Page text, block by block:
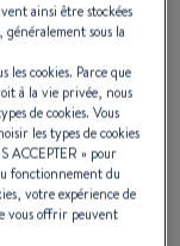
est inégalée
été
par le
avec les
ont été conçues
etSwift
ainsi être stockées
sous la
les cookies. Parce que
à la vie privée, nous
de cookies. Vous
les types de cookies
ACCEPTER » pour
fonctionnement du
votre expérience de
vous offrir peuvent